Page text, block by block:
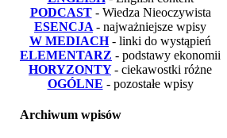
PODCAST - Wiedza Nieoczywista
ESENCJA - najważniejsze wpisy
W MEDIACH - linki do wystąpień
ELEMENTARZ - podstawy ekonomii
HORYZONTY - ciekawostki różne
OGÓLNE - pozostałe wpisy
Archiwum wpisów